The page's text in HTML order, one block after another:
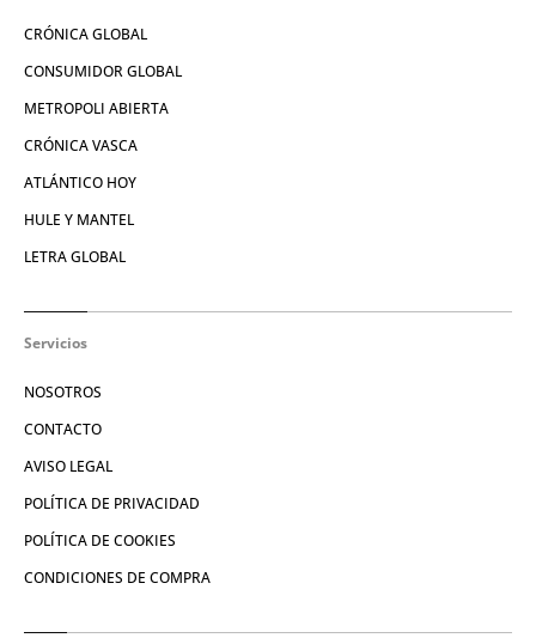
CRÓNICA GLOBAL
CONSUMIDOR GLOBAL
METROPOLI ABIERTA
CRÓNICA VASCA
ATLÁNTICO HOY
HULE Y MANTEL
LETRA GLOBAL
Servicios
NOSOTROS
CONTACTO
AVISO LEGAL
POLÍTICA DE PRIVACIDAD
POLÍTICA DE COOKIES
CONDICIONES DE COMPRA